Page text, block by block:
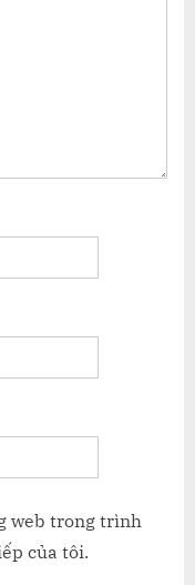
web trong trình
của tôi.